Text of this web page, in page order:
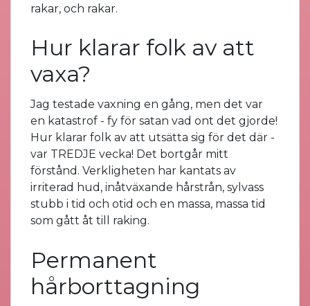
rakar, och rakar.
Hur klarar folk av att
vaxa?
Jag testade vaxning en gång, men det var
en katastrof - fy för satan vad ont det gjorde!
Hur klarar folk av att utsätta sig för det där -
var TREDJE vecka! Det bortgår mitt
förstånd. Verkligheten har kantats av
irriterad hud, inåtväxande hårstrån, sylvass
stubb i tid och otid och en massa, massa tid
som gått åt till raking.
Permanent
hårborttagning